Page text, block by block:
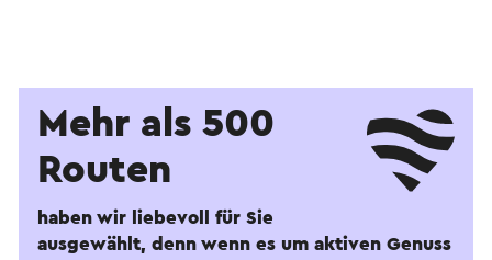
Mehr als 500
Routen
haben wir liebevoll für Sie
ausgewählt, denn wenn es um aktiven Genuss